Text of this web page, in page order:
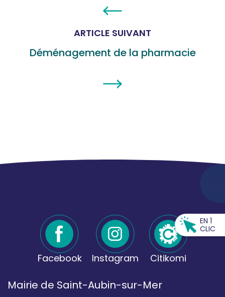
ARTICLE SUIVANT
Déménagement de la pharmacie
Facebook Instagram Citikomi
Mairie de Saint-Aubin-sur-Mer
EN 1
CLIC